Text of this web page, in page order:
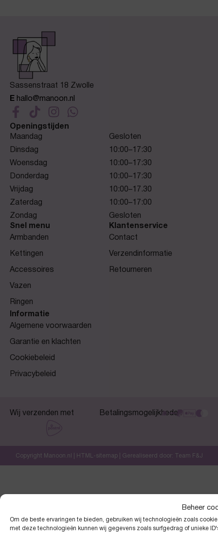
Beheer
Om de beste ervaringen te bieden, gebruiken wij technologieën zoals
met deze technologieën kunnen wij gegevens zoals surfgedrag of unieke
Sassenstraat 18 Zwolle
E hallo@manoon.nl
Openingstijden
Maandag
Gesloten
Dinsdag
10:00–17:30
Woensdag
10:00–17:30
Donderdag
10:00–17:30
Vrijdag
10:00–17.30
Zaterdag
10:00–17:00
Zondag
Gesloten
Snel menu
Armbanden
Kettingen
Accessoires
Vazen
Ringen
Klantenservice
Contact
Verzendinformatie
Retourneren
Informatie
Algemene voorwaarden
Garantie en klachten
Cookiebeleid
Privacybeleid
Wij verzenden met Betalingsmogelijkheden
Copyright Manoon.nl | HTML-sitemap| Gerealiseerd door: Team F&J